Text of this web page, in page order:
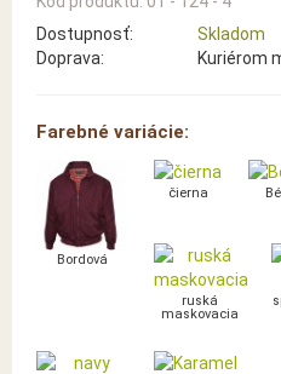
Dostupnosť:
Skladom
Doprava:
Kuriérom
Farebné variácie:
Bordová
čierna
ruská
maskovacia